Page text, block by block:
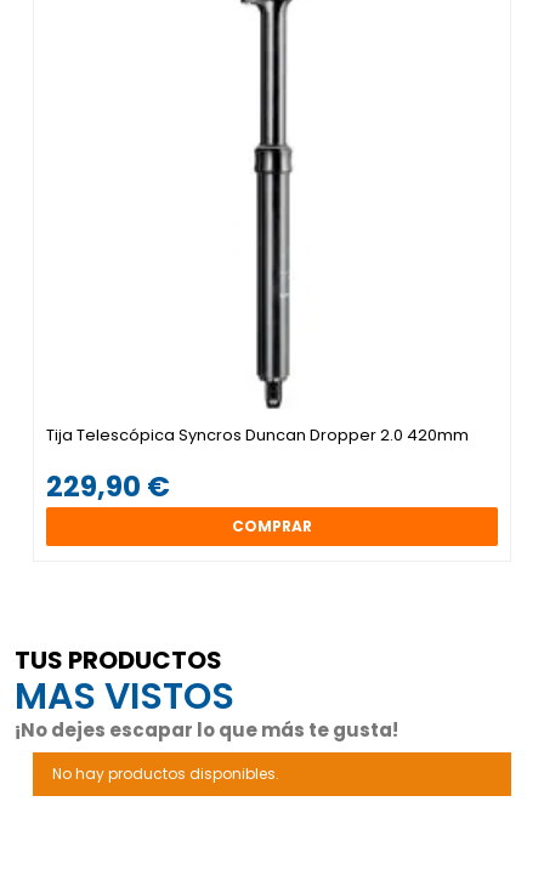
Tija Telescópica Syncros Duncan Dropper 2.0 420mm
229,90 €
COMPRAR
TUS PRODUCTOS
MAS VISTOS
¡No dejes escapar lo que más te gusta!
No hay productos disponibles.